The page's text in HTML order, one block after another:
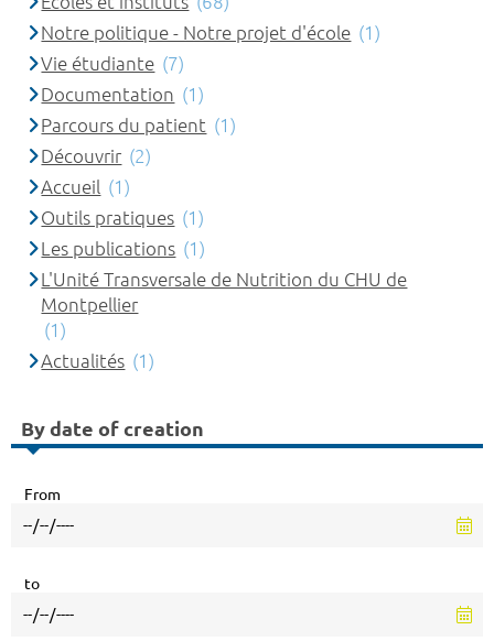
Notre politique - Notre projet d'école (1)
Vie étudiante (7)
Documentation (1)
Parcours du patient (1)
Découvrir (2)
Accueil (1)
Outils pratiques (1)
Les publications (1)
L'Unité Transversale de Nutrition du CHU de
Montpellier
(1)
Actualités (1)
By date of creation
From
to